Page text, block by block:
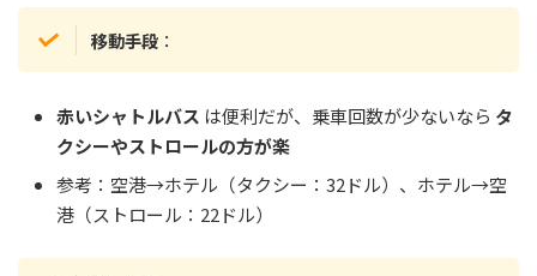
移動手段 ：
赤いシャトルバス は便利だが、乗車回数が少ないなら タ
クシーやストロールの方が楽
参考：空港→ホテル（タクシー：32ドル）、ホテル→空
港（ストロール：22ドル）